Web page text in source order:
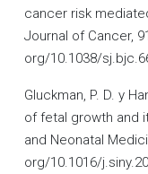
cancer risk
Journal of Cancer,
org/10.1038/
Gluckman, P. D. y
of fetal growth and
and Neonatal
org/10.1016/